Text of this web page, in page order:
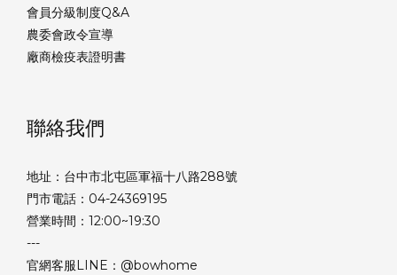
會員分級制度Q&A
農委會政令宣導
廠商檢疫表證明書
聯絡我們
地址：台中市北屯區軍福十八路288號
門市電話：04-24369195
營業時間：12:00~19:30
---
官網客服LINE：@bowhome